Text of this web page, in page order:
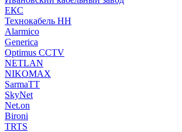
ЕКС
Технокабель НН
Alarmico
Generica
Optimus CCTV
NETLAN
NIKOMAX
SarmaTT
SkyNet
Net.on
Bironi
TRTS